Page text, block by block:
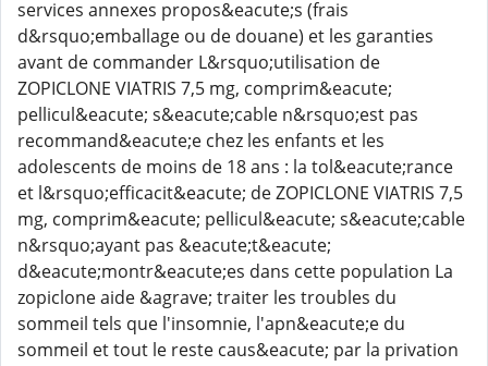
services annexes propos&eacute;s (frais
d&rsquo;emballage ou de douane) et les garanties
avant de commander L&rsquo;utilisation de
ZOPICLONE VIATRIS 7,5 mg, comprim&eacute;
pellicul&eacute; s&eacute;cable n&rsquo;est pas
recommand&eacute;e chez les enfants et les
adolescents de moins de 18 ans : la tol&eacute;rance
et l&rsquo;efficacit&eacute; de ZOPICLONE VIATRIS 7,5
mg, comprim&eacute; pellicul&eacute; s&eacute;cable
n&rsquo;ayant pas &eacute;t&eacute;
d&eacute;montr&eacute;es dans cette population La
zopiclone aide &agrave; traiter les troubles du
sommeil tels que l'insomnie, l'apn&eacute;e du
sommeil et tout le reste caus&eacute; par la privation